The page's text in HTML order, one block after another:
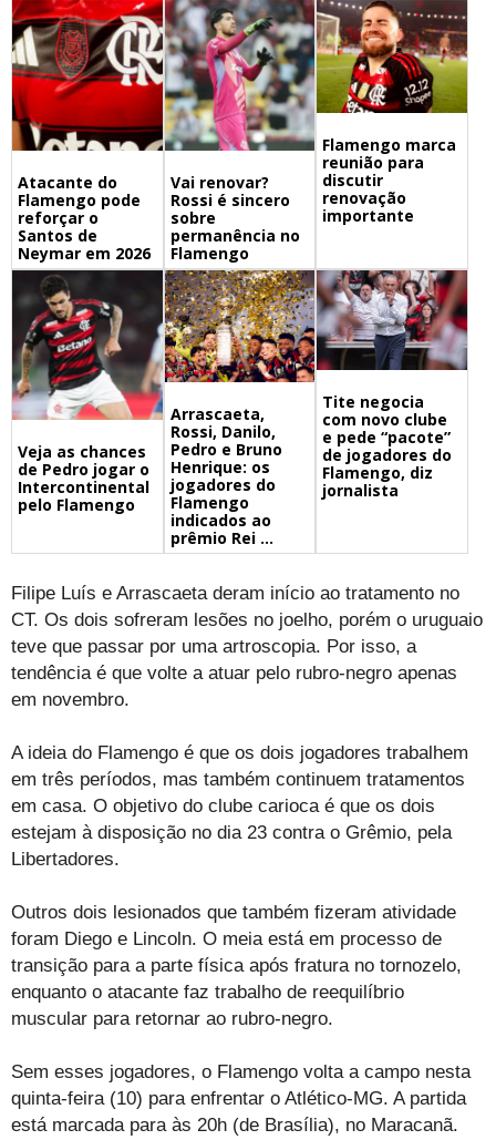
Atacante do
Flamengo pode
reforçar o
Santos de
Neymar em 2026
Vai renovar?
Rossi é sincero
sobre
permanência no
Flamengo
Flamengo marca
reunião para
discutir
renovação
importante
Veja as chances
de Pedro jogar o
Intercontinental
pelo Flamengo
Arrascaeta,
Rossi, Danilo,
Pedro e Bruno
Henrique: os
jogadores do
Flamengo
indicados ao
prêmio Rei ...
Tite negocia
com novo clube
e pede “pacote”
de jogadores do
Flamengo, diz
jornalista
Filipe Luís e Arrascaeta deram início ao tratamento no
CT. Os dois sofreram lesões no joelho, porém o uruguaio
teve que passar por uma artroscopia. Por isso, a
tendência é que volte a atuar pelo rubro-negro apenas
em novembro.
A ideia do Flamengo é que os dois jogadores trabalhem
em três períodos, mas também continuem tratamentos
em casa. O objetivo do clube carioca é que os dois
estejam à disposição no dia 23 contra o Grêmio, pela
Libertadores.
Outros dois lesionados que também fizeram atividade
foram Diego e Lincoln. O meia está em processo de
transição para a parte física após fratura no tornozelo,
enquanto o atacante faz trabalho de reequilíbrio
muscular para retornar ao rubro-negro.
Sem esses jogadores, o Flamengo volta a campo nesta
quinta-feira (10) para enfrentar o Atlético-MG. A partida
está marcada para às 20h (de Brasília), no Maracanã.